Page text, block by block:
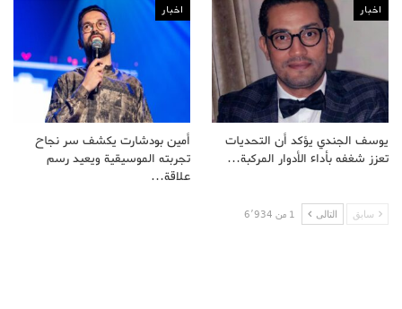
اخبار
يوسف الجندي يؤكد أن التحديات
تعزز شغفه بأداء الأدوار المركبة…
اخبار
أمين بودشارت يكشف سر نجاح
تجربته الموسيقية ويعيد رسم
علاقة…
سابق التالى 1 من 6٬934